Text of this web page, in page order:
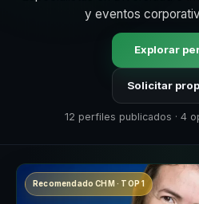
y eventos
Explorar
Solicitar
12 perfiles publicados · 4
Recomendado CHM · TOP 1